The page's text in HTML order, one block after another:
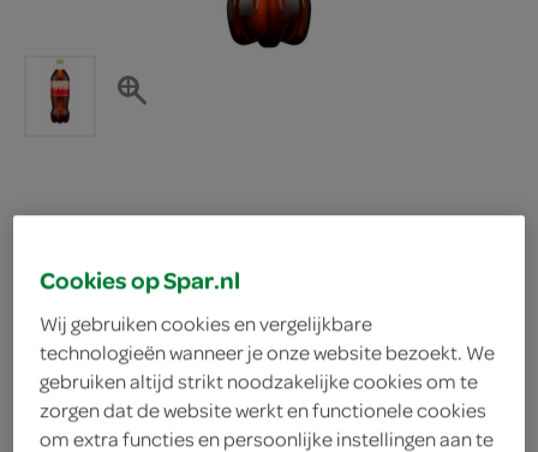
Coca Cola vanilla
Coca Cola
3.
19
1.5 Liter
Cookies op Spar.nl
Wij gebruiken cookies en vergelijkbare
technologieën wanneer je onze website bezoekt. We
gebruiken altijd strikt noodzakelijke cookies om te
zorgen dat de website werkt en functionele cookies
om extra functies en persoonlijke instellingen aan te